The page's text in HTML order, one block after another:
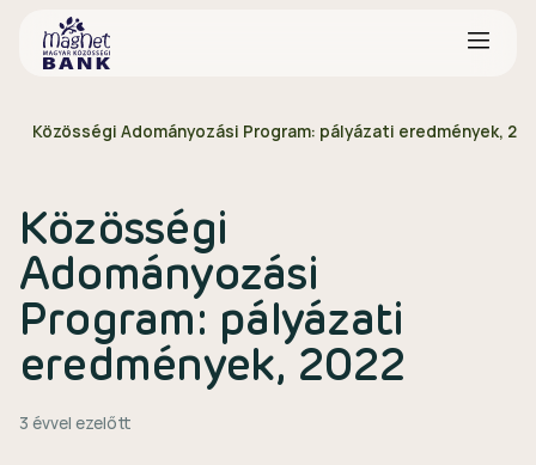
Közösségi Adományozási Program: pályázati eredmények,
Közösségi
Adományozási
Program: pályázati
eredmények, 2022
3 évvel ezelőtt